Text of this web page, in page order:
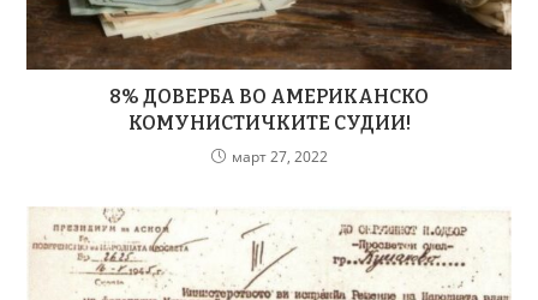
8% ДОВЕРБА ВО АМЕРИКАНСКО
КОМУНИСТИЧКИТЕ СУДИИ!
март 27, 2022